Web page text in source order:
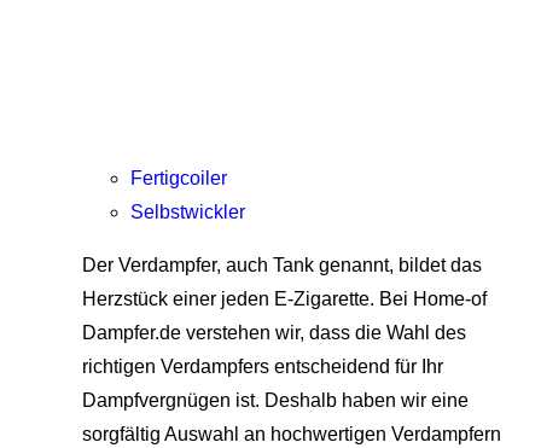
Fertigcoiler
Selbstwickler
Der Verdampfer, auch Tank genannt, bildet das
Herzstück einer jeden E-Zigarette. Bei Home-of
Dampfer.de verstehen wir, dass die Wahl des
richtigen Verdampfers entscheidend für Ihr
Dampfvergnügen ist. Deshalb haben wir eine
sorgfältig Auswahl an hochwertigen Verdampfern